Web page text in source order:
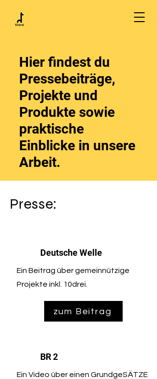
Hier findest du
Pressebeiträge,
Projekte und
Produkte sowie
praktische
Einblicke in unsere
Arbeit.
Presse:
Deutsche Welle
Ein Beitrag über gemeinnützige
Projekte inkl. 10drei.
zum Beitrag
BR 2
Ein Video über einen GrundgeSÄTZE